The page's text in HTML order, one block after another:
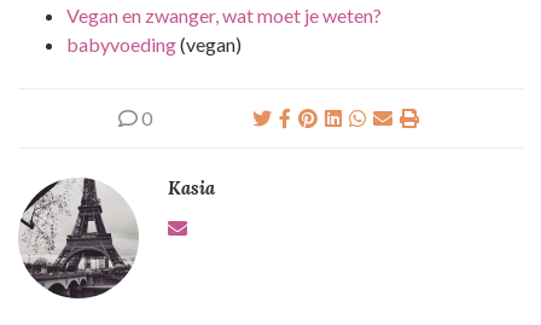
Vegan en zwanger, wat moet je weten?
babyvoeding(vegan)
0
Kasia